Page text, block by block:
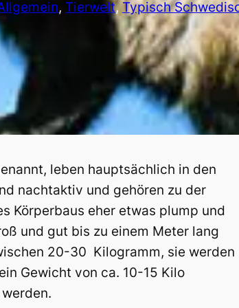
, Tierwelt, Typisch
leben hauptsächlich in den
nachtaktiv und gehören zu der
Körperbaus eher etwas plump und
und gut bis zu einem Meter lang
20-30 Kilogramm, sie werden
Gewicht von ca. 10-15 Kilo